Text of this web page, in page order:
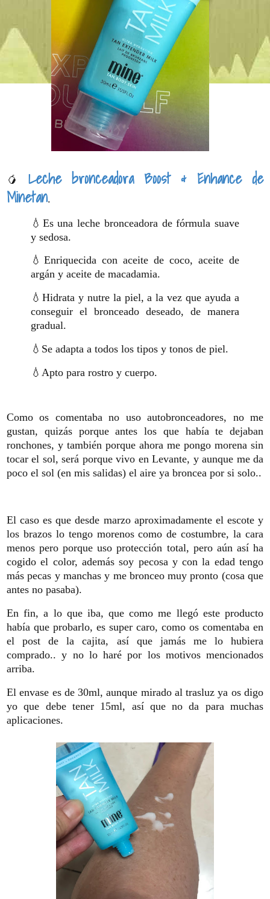
🥭 Leche bronceadora Boost & Enhance de
Minetan.
💧Es una leche bronceadora de fórmula suave
y sedosa.
💧Enriquecida con aceite de coco, aceite de
argán y aceite de macadamia.
💧Hidrata y nutre la piel, a la vez que ayuda a
conseguir el bronceado deseado, de manera
gradual.
💧Se adapta a todos los tipos y tonos de piel.
💧Apto para rostro y cuerpo.
Como os comentaba no uso autobronceadores, no me
gustan, quizás porque antes los que había te dejaban
ronchones, y también porque ahora me pongo morena sin
tocar el sol, será porque vivo en Levante, y aunque me da
poco el sol (en mis salidas) el aire ya broncea por si solo..
El caso es que desde marzo aproximadamente el escote y
los brazos lo tengo morenos como de costumbre, la cara
menos pero porque uso protección total, pero aún así ha
cogido el color, además soy pecosa y con la edad tengo
más pecas y manchas y me bronceo muy pronto (cosa que
antes no pasaba).
En fin, a lo que iba, que como me llegó este producto
había que probarlo, es super caro, como os comentaba en
el post de la cajita, así que jamás me lo hubiera
comprado.. y no lo haré por los motivos mencionados
arriba.
El envase es de 30ml, aunque mirado al trasluz ya os digo
yo que debe tener 15ml, así que no da para muchas
aplicaciones.